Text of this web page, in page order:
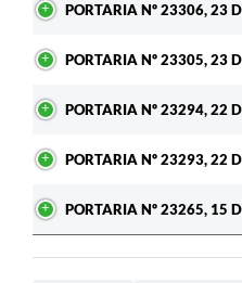
PORTARIA Nº 23306, 23
PORTARIA Nº 23305, 23
PORTARIA Nº 23294, 22
PORTARIA Nº 23293, 22
PORTARIA Nº 23265, 15